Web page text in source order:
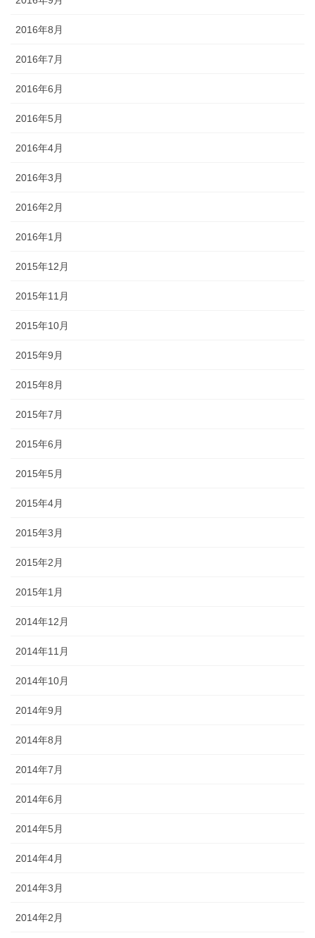
2016年8月
2016年7月
2016年6月
2016年5月
2016年4月
2016年3月
2016年2月
2016年1月
2015年12月
2015年11月
2015年10月
2015年9月
2015年8月
2015年7月
2015年6月
2015年5月
2015年4月
2015年3月
2015年2月
2015年1月
2014年12月
2014年11月
2014年10月
2014年9月
2014年8月
2014年7月
2014年6月
2014年5月
2014年4月
2014年3月
2014年2月